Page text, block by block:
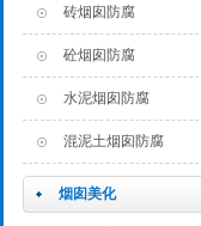
砖烟囱防腐
砼烟囱防腐
水泥烟囱防腐
混泥土烟囱防腐
烟囱美化